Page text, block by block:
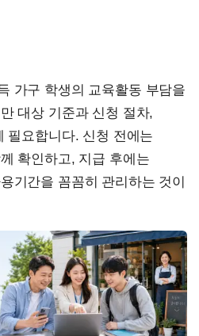
가구 학생의 교육활동 부담을
대상 기준과 신청 절차,
필요합니다. 신청 전에는
확인하고, 지급 후에는
기간을 꼼꼼히 관리하는 것이